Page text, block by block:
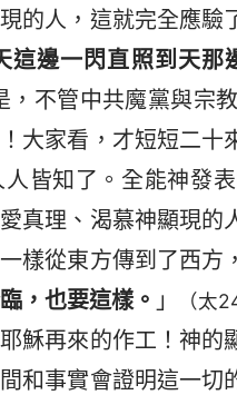
的人，這就完全應驗
這邊一閃直照到天
，不管中共魔黨與宗
大家看，才短短二十
人皆知了。全能神
真理、渴慕神顯現
樣從東方傳到了西方
，也要這樣。 」 （太
穌再來的作工！神
和事實會證明這一